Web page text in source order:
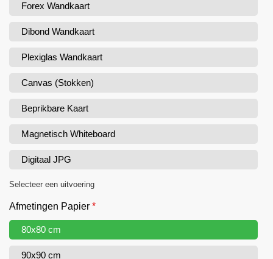
Forex Wandkaart
Dibond Wandkaart
Plexiglas Wandkaart
Canvas (Stokken)
Beprikbare Kaart
Magnetisch Whiteboard
Digitaal JPG
Selecteer een uitvoering
Afmetingen Papier *
80x80 cm
90x90 cm